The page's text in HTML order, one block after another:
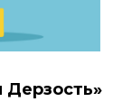
Дерзость»